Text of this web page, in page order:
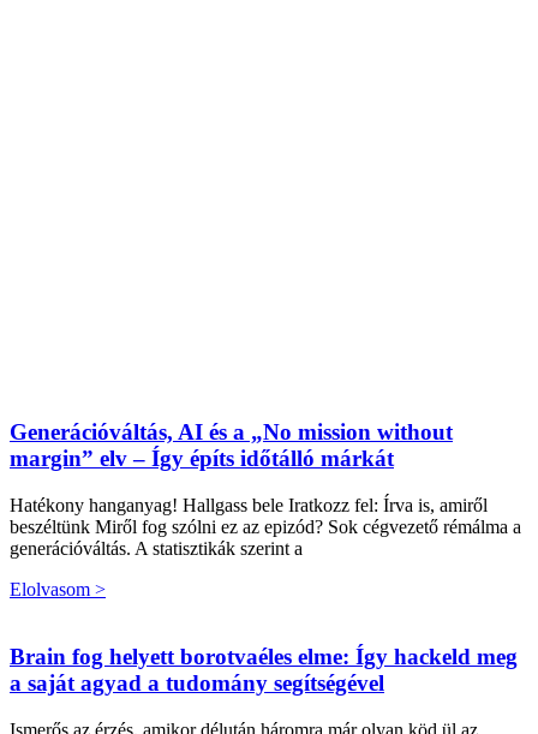
Generációváltás, AI és a „No mission without
margin” elv – Így építs időtálló márkát
Hatékony hanganyag! Hallgass bele Iratkozz fel: Írva is, amiről
beszéltünk Miről fog szólni ez az epizód? Sok cégvezető rémálma a
generációváltás. A statisztikák szerint a
Elolvasom >
Brain fog helyett borotvaéles elme: Így hackeld meg
a saját agyad a tudomány segítségével